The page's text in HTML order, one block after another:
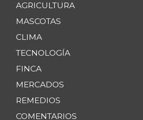
AGRICULTURA
MASCOTAS
CLIMA
TECNOLOGÍA
FINCA
MERCADOS
REMEDIOS
COMENTARIOS